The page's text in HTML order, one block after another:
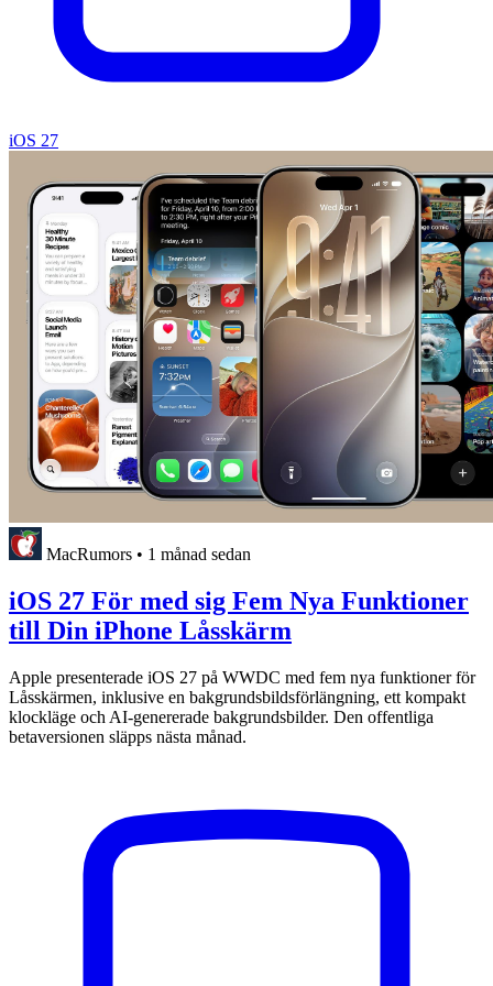
iOS 27
MacRumors • 1 månad sedan
iOS 27 För med sig Fem Nya Funktioner
till Din iPhone Låsskärm
Apple presenterade iOS 27 på WWDC med fem nya funktioner för
Låsskärmen, inklusive en bakgrundsbildsförlängning, ett kompakt
klockläge och AI-genererade bakgrundsbilder. Den offentliga
betaversionen släpps nästa månad.